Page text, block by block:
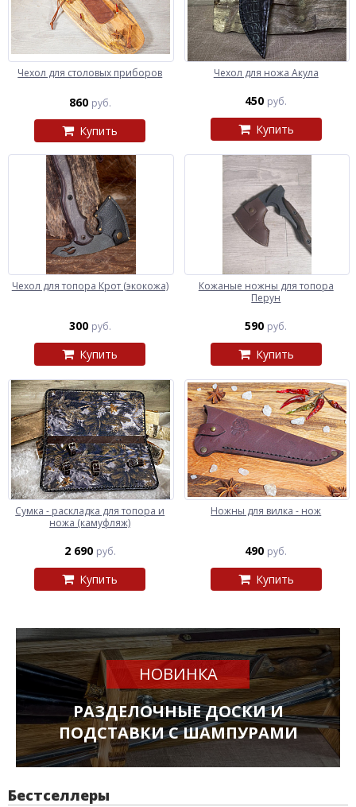
Чехол для столовых приборов
860 руб.
Купить
Чехол для ножа Акула
450 руб.
Купить
Чехол для топора Крот (экокожа)
300 руб.
Купить
Кожаные ножны для топора
Перун
590 руб.
Купить
Сумка - раскладка для топора и
ножа (камуфляж)
2 690 руб.
Купить
Ножны для вилка - нож
490 руб.
Купить
НОВИНКА
РАЗДЕЛОЧНЫЕ ДОСКИ И
ПОДСТАВКИ С ШАМПУРАМИ
Бестселлеры